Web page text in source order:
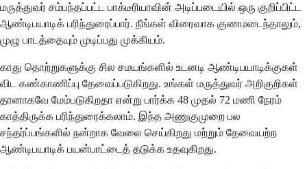
மருத்துவர் சம்பந்தப்பட்ட பாக்டீரியாவின் அடிப்படையில் ஒரு குறிப்பிட்ட
ஆண்டிபயாடிக் பரிந்துரைப்பார். நீங்கள் விரைவாக குணமடைந்தாலும்,
முழு பாடத்தையும் முடிப்பது முக்கியம்.
காது தொற்றுகளுக்கு சில சமயங்களில் உடனடி ஆண்டிபயாடிக்குகள்
விட கண்காணிப்பு தேவைப்படுகிறது. உங்கள் மருத்துவர் அறிகுறிகள்
தானாகவே மேம்படுகிறதா என்று பார்க்க 48 முதல் 72 மணி நேரம்
காத்திருக்க பரிந்துரைக்கலாம். இந்த அணுகுமுறை பல
சந்தர்ப்பங்களில் நன்றாக வேலை செய்கிறது மற்றும் தேவையற்ற
ஆண்டிபயாடிக் பயன்பாட்டைத் தடுக்க உதவுகிறது.